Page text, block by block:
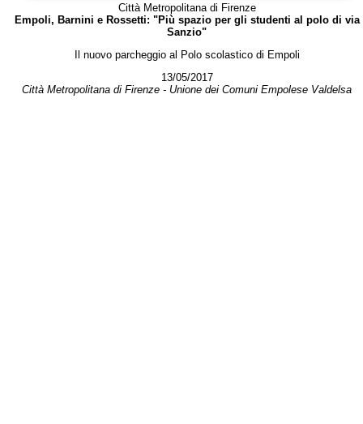
Città Metropolitana di Firenze
Empoli, Barnini e Rossetti: "Più spazio per gli studenti al polo di via
Sanzio"
Il nuovo parcheggio al Polo scolastico di Empoli
13/05/2017
Città Metropolitana di Firenze - Unione dei Comuni Empolese Valdelsa